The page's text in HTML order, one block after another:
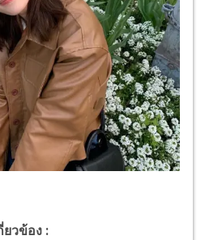
ยวข้อง :